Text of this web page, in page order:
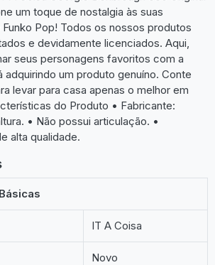
um toque de nostalgia às suas
Pop! Todos os nossos produtos
e devidamente licenciados. Aqui,
seus personagens favoritos com a
um produto genuíno. Conte
levar para casa apenas o melhor em
do Produto • Fabricante:
• Não possui articulação. •
alta qualidade.
IT A Coisa
Novo